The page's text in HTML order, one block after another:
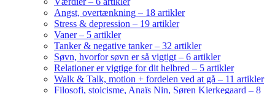
Angst, overtænkning – 18 artikler
Stress & depression – 19 artikler
Vaner – 5 artikler
Tanker & negative tanker – 32 artikler
Søvn, hvorfor søvn er så vigtigt – 6 artikler
Relationer er vigtige for dit helbred – 5 artikler
Walk & Talk, motion + fordelen ved at gå – 11 artikler
Filosofi, stoicisme, Anaïs Nin, Søren Kierkegaard – 8